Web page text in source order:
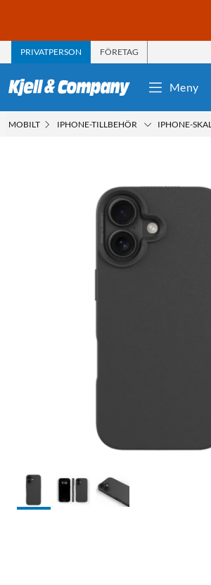
PRIVATPERSON FÖRETAG
Meny
MOBILT IPHONE-TILLBEHÖR IPHONE-SKAL